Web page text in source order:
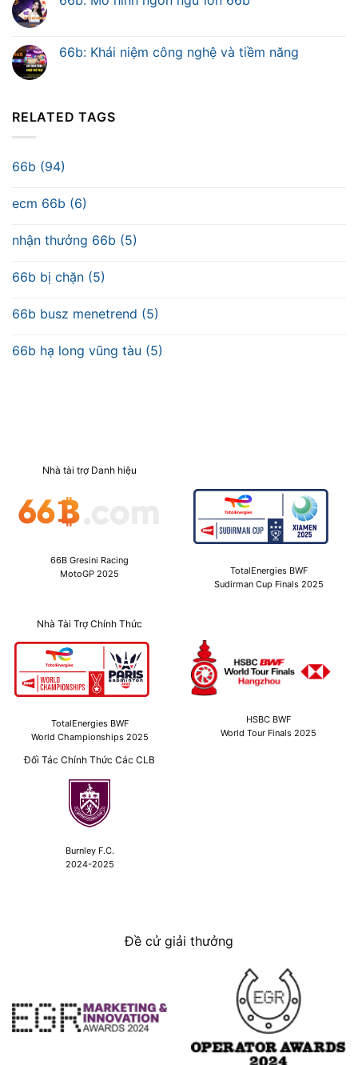
66b: Khái niệm công nghệ và tiềm năng
RELATED TAGS
66b (94)
ecm 66b (6)
nhận thưởng 66b (5)
66b bị chặn (5)
66b busz menetrend (5)
66b hạ long vũng tàu (5)
Nhà tài trợ Danh hiệu
66B Gresini Racing
MotoGP 2025
TotalEnergies BWF
Sudirman Cup Finals 2025
Nhà Tài Trợ Chính Thức
TotalEnergies BWF
World Championships 2025
HSBC BWF
World Tour Finals 2025
Đối Tác Chính Thức Các CLB
Burnley F.C.
2024-2025
Đề cử giải thưởng